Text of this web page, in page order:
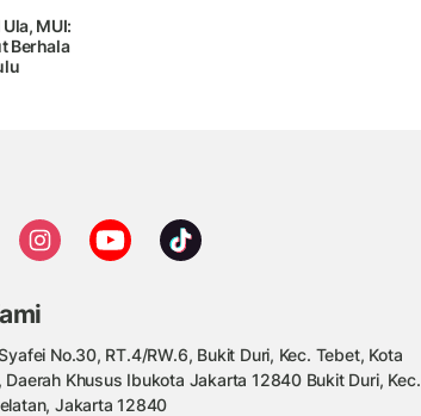
MUI:
Berhala
No.30, RT.4/RW.6, Bukit Duri, Kec. Tebet, Kota
Daerah Khusus Ibukota Jakarta 12840 Bukit Duri, Kec.
Jakarta 12840